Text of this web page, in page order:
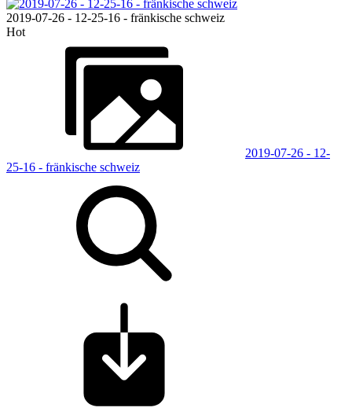
2019-07-26 - 12-25-16 - fränkische schweiz
Hot
2019-07-26 - 12-
25-16 - fränkische schweiz